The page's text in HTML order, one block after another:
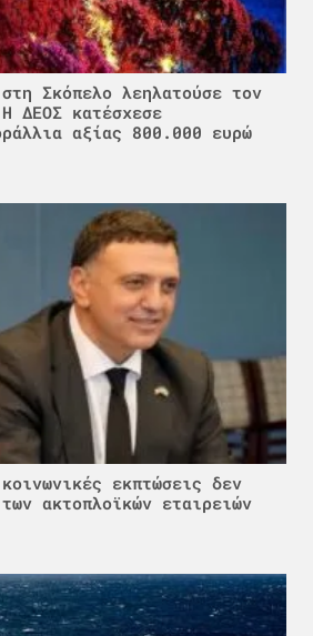
Σκόπελο λεηλατούσε τον
ΔΕΟΣ κατέσχεσε
αξίας 800.000 ευρώ
εκπτώσεις δεν
ακτοπλοϊκών εταιρειών